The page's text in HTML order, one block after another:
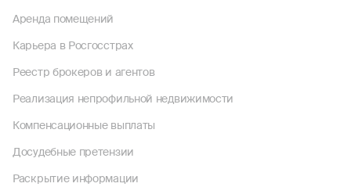
Аренда помещений
Карьера в Росгосстрах
Реестр брокеров и агентов
Реализация непрофильной недвижимости
Компенсационные выплаты
Досудебные претензии
Раскрытие информации